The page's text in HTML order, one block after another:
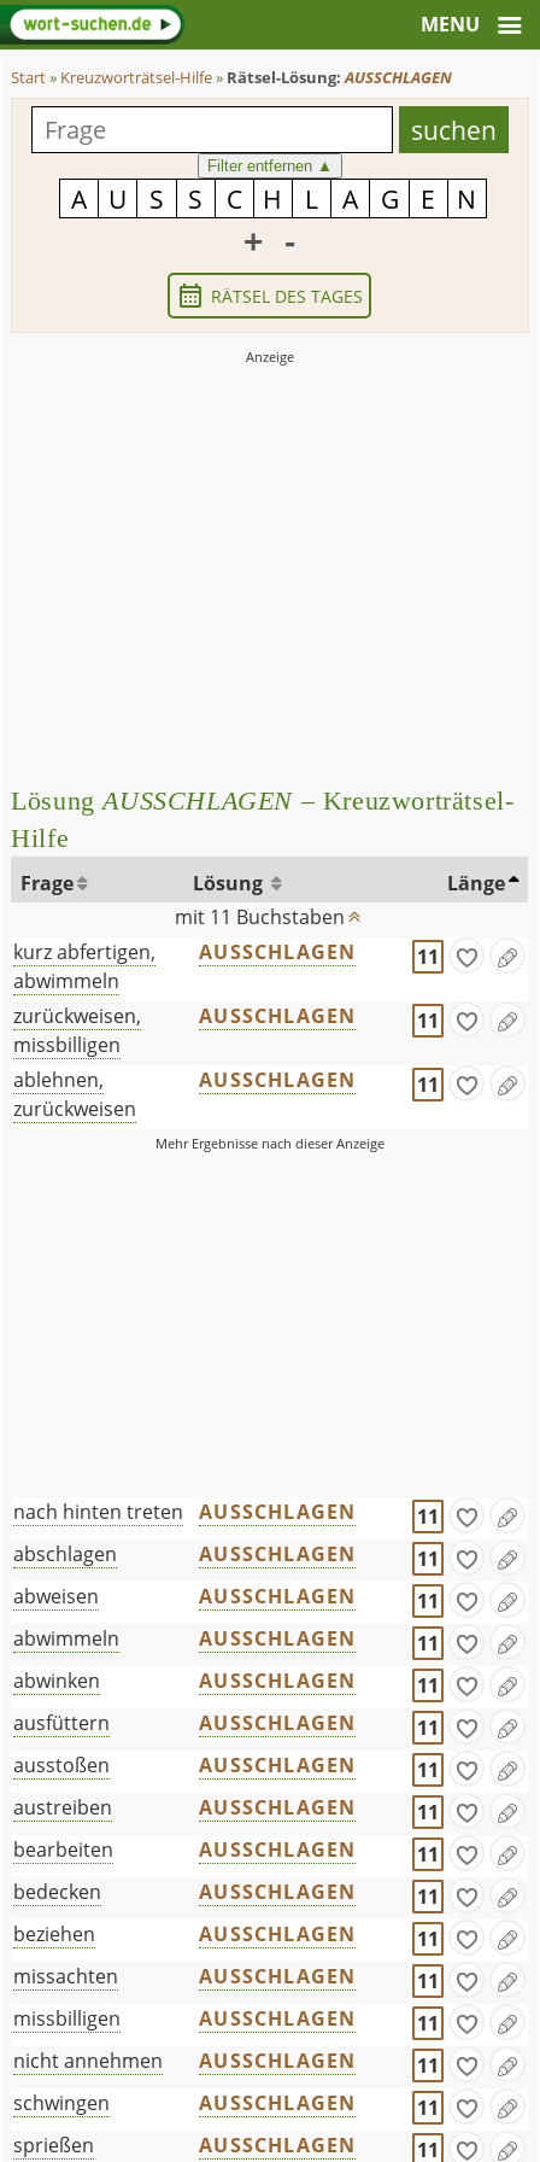
Start» Kreuzworträtsel-Hilfe» Rätsel-Lösung:AUSSCHLAGEN
Filter entfernen ▲
+ -
RÄTSEL DES TAGES
LösungAUSSCHLAGEN – Kreuzworträtsel-
Hilfe
Frage Lösung
Länge
mit 11 Buchstaben
kurz abfertigen,
abwimmeln
AUSSCHLAGEN 11
zurückweisen,
missbilligen
AUSSCHLAGEN 11
ablehnen,
zurückweisen
AUSSCHLAGEN 11
nach hinten treten AUSSCHLAGEN
11
abschlagen
AUSSCHLAGEN
11
abweisen
AUSSCHLAGEN
11
abwimmeln
AUSSCHLAGEN
11
abwinken
AUSSCHLAGEN
11
ausfüttern
AUSSCHLAGEN
11
ausstoßen
AUSSCHLAGEN
11
austreiben
AUSSCHLAGEN
11
bearbeiten
AUSSCHLAGEN
11
bedecken
AUSSCHLAGEN
11
beziehen
AUSSCHLAGEN
11
missachten
AUSSCHLAGEN
11
missbilligen
AUSSCHLAGEN
11
nicht annehmen
AUSSCHLAGEN
11
schwingen
AUSSCHLAGEN
11
sprießen
AUSSCHLAGEN 11